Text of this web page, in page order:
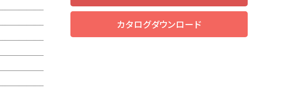
カタログダウンロード